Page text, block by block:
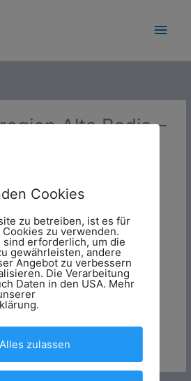
Alta Badia –
Cookies
zu betreiben, ist es für
zu verwenden.
sind erforderlich, um die
gewährleisten, andere
Angebot zu verbessern
Die Verarbeitung
Daten in den USA. Mehr
Alles zulassen